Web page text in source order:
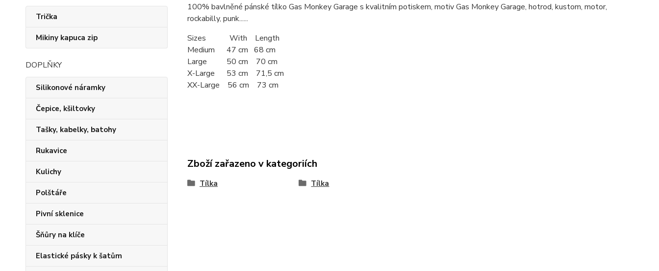
Trička
Mikiny kapuca zip
DOPLŇKY
Silikonové náramky
Čepice, kšiltovky
Tašky, kabelky, batohy
Rukavice
Kulichy
Polštáře
Pivní sklenice
Šňůry na klíče
Elastické pásky k šatům
100% bavlněné pánské tílko Gas Monkey Garage s kvalitním potiskem, motiv Gas Monkey Garage, hotrod, kustom, motor,
rockabilly, punk......
Sizes With Length
Medium 47 cm 68 cm
Large 50 cm 70 cm
X-Large 53 cm 71,5 cm
XX-Large 56 cm 73 cm
Zboží zařazeno v kategoriích
Tílka Tílka